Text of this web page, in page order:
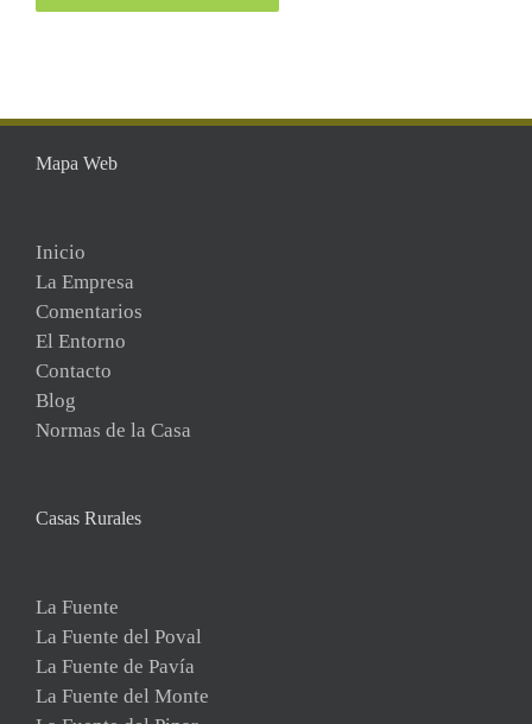
Mapa Web
Inicio
La Empresa
Comentarios
El Entorno
Contacto
Blog
Normas de la Casa
Casas Rurales
La Fuente
La Fuente del Poval
La Fuente de Pavía
La Fuente del Monte